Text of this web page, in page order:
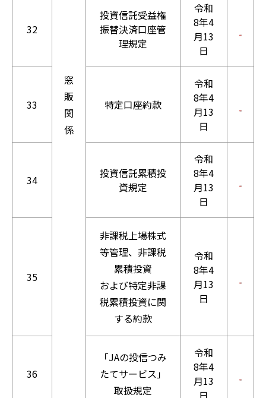
窓
販
関
係
32
投資信託受益権
振替決済口座管
理規定
令和
8年4
月13
日
33 特定口座約款
令和
8年4
月13
日
34
投資信託累積投
資規定
令和
8年4
月13
日
35
非課税上場株式
等管理、非課税
累積投資
および特定非課
税累積投資に関
する約款
令和
8年4
月13
日
36
「JAの投信つみ
たてサービス」
取扱規定
令和
8年4
月13
日